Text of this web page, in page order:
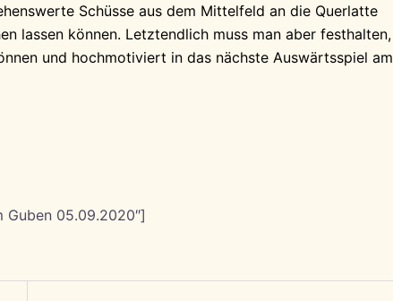
Schüsse aus dem Mittelfeld an die Querlatte
lassen können. Letztendlich muss man aber festhalten,
und hochmotiviert in das nächste Auswärtsspiel am
Guben 05.09.2020″]